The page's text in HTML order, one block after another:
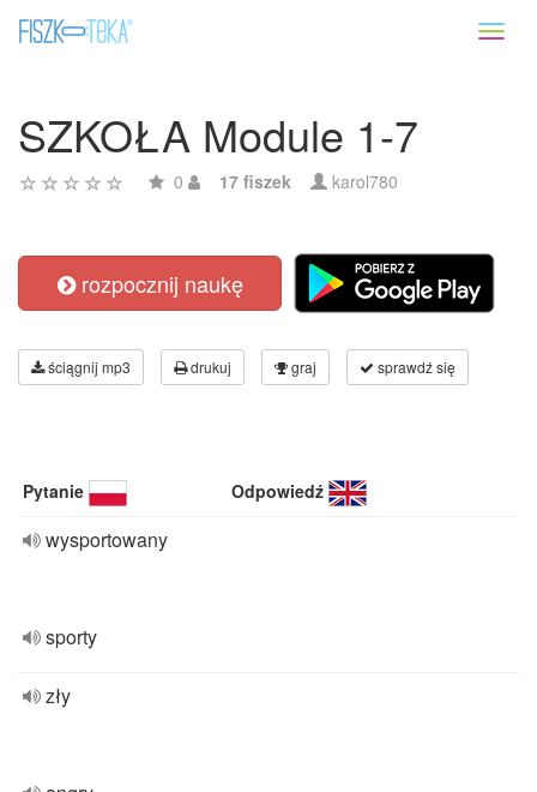
SZKOŁA Module 1-7
0 17 fiszek karol780
rozpocznij naukę
ściągnij mp3 drukuj graj sprawdź się
Pytanie Odpowiedź
wysportowany
sporty
zły